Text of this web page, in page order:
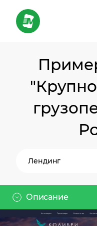
Лендинг
Все тарифы
Лендинг
Описание